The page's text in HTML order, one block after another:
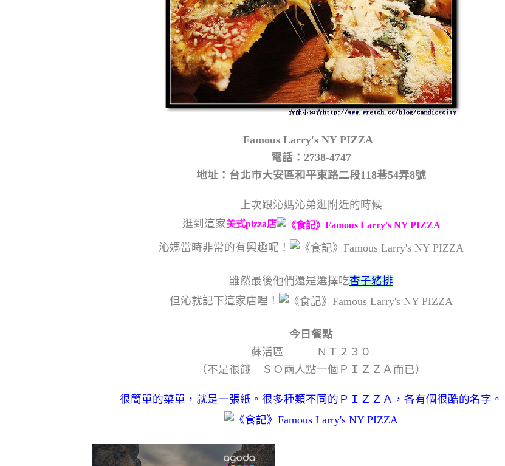
Famous Larry's NY PIZZA
電話：2738-4747
地址：台北市大安區和平東路二段118巷54弄8號
上次跟沁媽沁弟逛附近的時候
逛到這家美式pizza店
沁媽當時非常的有興趣呢！
雖然最後他們還是選擇吃杏子豬排
但沁就記下這家店哩！
今日餐點
蘇活區 ＮＴ２３０
（不是很餓 ＳＯ兩人點一個ＰＩＺＺＡ而已）
很簡單的菜單，就是一張紙。很多種類不同的ＰＩＺＺＡ，各有個很酷的名字。